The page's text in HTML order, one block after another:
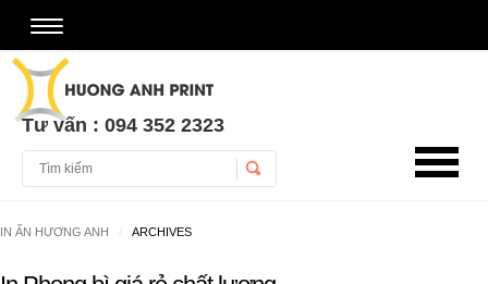
Tư vấn : 094 352 2323
IN ẤN HƯƠNG ANH ARCHIVES